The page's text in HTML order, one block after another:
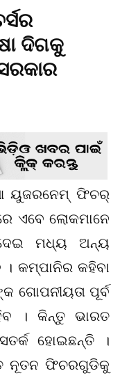
ଦିଗକୁ
ୟୁଜରନେମ୍ ଫିଚର୍
ଏବେ ଲୋକମାନେ
ମଧ୍ୟ ଅନ୍ୟ
କମ୍ପାନିର କହିବା
ଗୋପନୀୟତା ପୂର୍ବ
। କିନ୍ତୁ ଭାରତ
ହୋଇଛନ୍ତି ।
ନୂତନ ଫିଚରଗୁଡିକୁ